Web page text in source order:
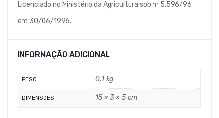
Licenciado no Ministério da Agricultura sob nº 5.596/96
em 30/06/1996.
INFORMAÇÃO ADICIONAL
PESO 0,1 kg
DIMENSÕES 15 × 3 × 5 cm